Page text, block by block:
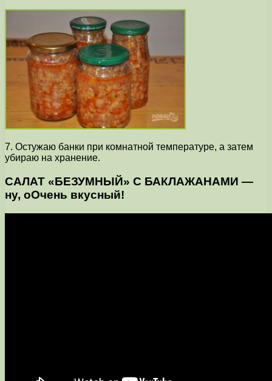
7. Остужаю банки при комнатной температуре, а затем
убираю на хранение.
САЛАТ «БЕЗУМНЫЙ» С БАКЛАЖАНАМИ —
ну, оОчень вкусный!